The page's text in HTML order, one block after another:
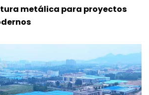
metálica para proyectos